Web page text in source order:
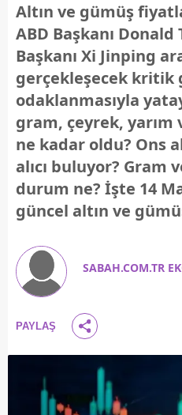
Altın ve gümüş
ABD Başkanı
Başkanı Xi Jinping
gerçekleşecek kritik
odaklanmasıyla
gram, çeyrek, yarım
ne kadar oldu? Ons
alıcı buluyor? Gram
durum ne? İşte 14
güncel altın ve
SABAH.COM.TR
PAYLAŞ